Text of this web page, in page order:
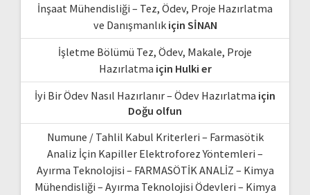
İnşaat Mühendisliği – Tez, Ödev, Proje Hazırlatma
ve Danışmanlıkiçin SİNAN
İşletme Bölümü Tez, Ödev, Makale, Proje
Hazırlatma için Hulki er
İyi Bir Ödev Nasıl Hazırlanır – Ödev Hazırlatma için
Doğu olfun
Numune / Tahlil Kabul Kriterleri – Farmasötik
Analiz İçin Kapiller Elektroforez Yöntemleri –
Ayırma Teknolojisi – FARMASÖTİK ANALİZ – Kimya
Mühendisliği – Ayırma Teknolojisi Ödevleri – Kimya